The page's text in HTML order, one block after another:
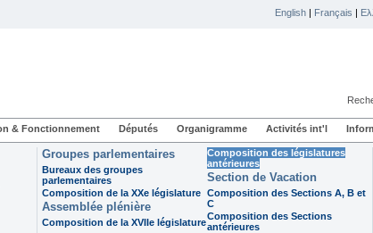
English | Français |
& Fonctionnement Députés Organigramme Activités int'l
Groupes parlementaires
Bureaux des groupes
parlementaires
Composition de la XXe législature
Assemblée plénière
Composition de la XVIIe législature
Composition des législatures
antérieures
Section de Vacation
Composition des Sections A, B et
C
Composition des Sections
antérieures